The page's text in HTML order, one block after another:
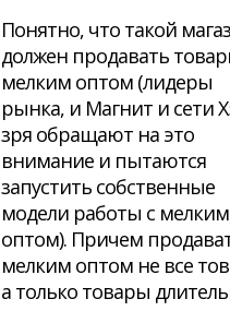
Понятно, что такой
должен продавать
мелким оптом (лидеры
рынка, и Магнит и сети
зря обращают на это
внимание и пытаются
запустить собственные
модели работы с мелким
оптом). Причем
мелким оптом не все
а только товары